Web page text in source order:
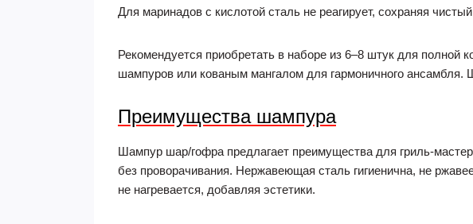
Для маринадов с кислотой сталь не реагирует, сохраняя
Рекомендуется приобретать в наборе из 6–8 штук для полной
шампуров или кованым мангалом для гармоничного
Преимущества шампура
Шампур шар/гофра предлагает преимущества для гриль-
без проворачивания. Нержавеющая сталь гигиенична, не
не нагревается, добавляя эстетики.